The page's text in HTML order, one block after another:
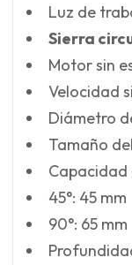
Luz de
Sierra
Motor sin
Velocidad
Diámetro
Tamaño
Capacidad
45°: 45 mm
90°: 65 mm